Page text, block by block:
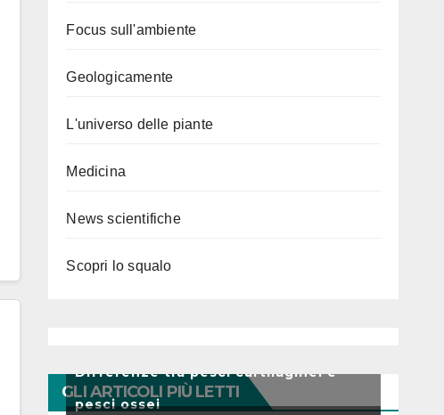
Focus sull'ambiente
Geologicamente
L'universo delle piante
Medicina
News scientifiche
Scopri lo squalo
GLI ARTICOLI PIÙ LETTI
Differenze tra pesci cartilaginei e
pesci ossei